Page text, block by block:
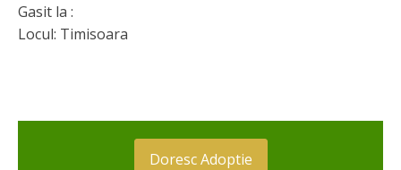
Gasit la :
Locul: Timisoara
Doresc Adoptie